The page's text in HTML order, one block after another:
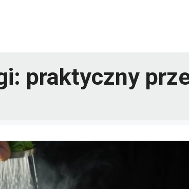
praktyczny